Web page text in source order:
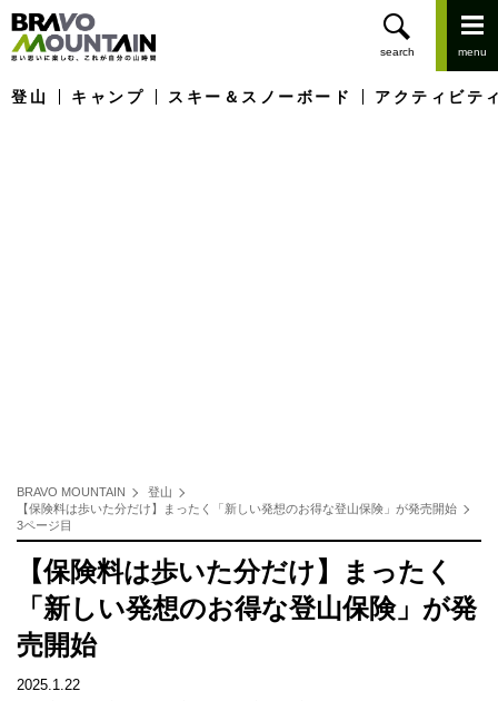
登山 キャンプ スキー＆スノーボード アクティビテ
BRAVO MOUNTAIN
登山
【保険料は歩いた分だけ】まったく「新しい発想のお得な登山保険」が発売開始
3ページ目
【保険料は歩いた分だけ】まったく
「新しい発想のお得な登山保険」が発
売開始
2025.1.22